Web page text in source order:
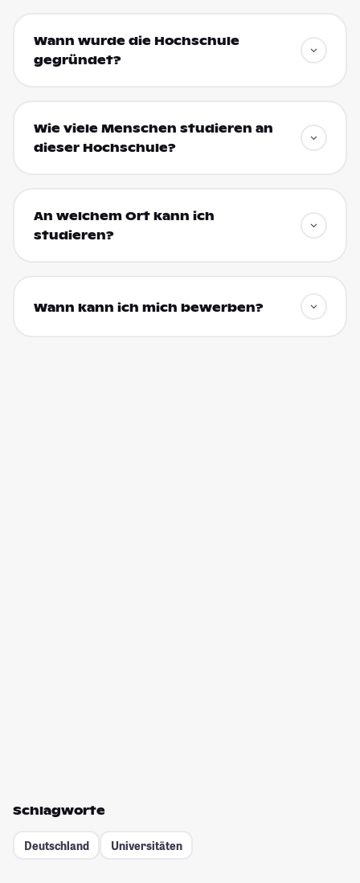
Wann wurde die Hochschule
gegründet?
Wie viele Menschen studieren an
dieser Hochschule?
An welchem Ort kann ich
studieren?
Wann kann ich mich bewerben?
Schlagworte
Deutschland Universitäten